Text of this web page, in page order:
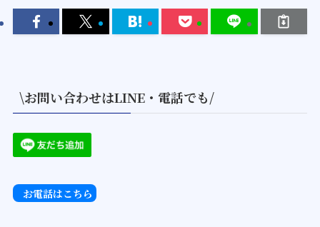
\お問い合わせはLINE・電話でも/
お電話はこちら